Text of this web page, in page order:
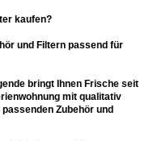
kaufen?
und Filtern passend für
bringt Ihnen Frische seit
mit qualitativ
Zubehör und